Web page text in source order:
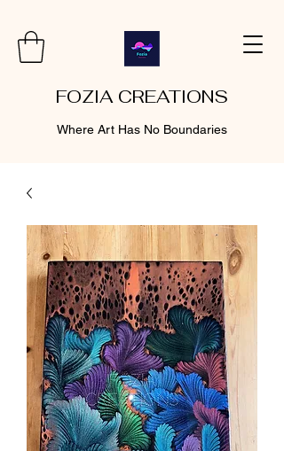
FOZIA CREATIONS
Where Art Has No Boundaries